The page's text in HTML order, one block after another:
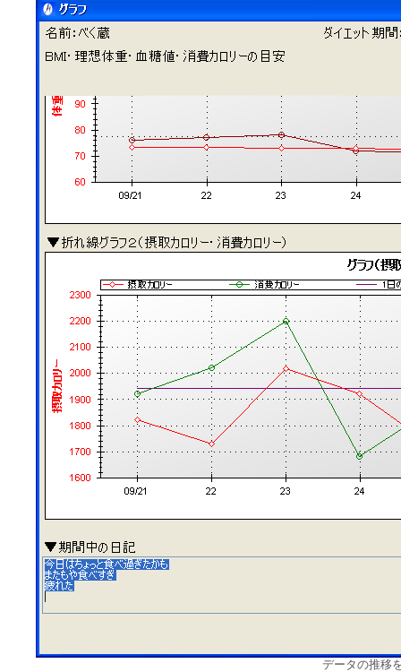
データの推移